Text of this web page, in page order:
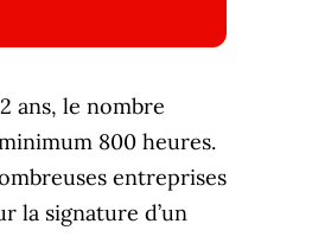
ans, le nombre
800 heures.
entreprises
la signature d’un